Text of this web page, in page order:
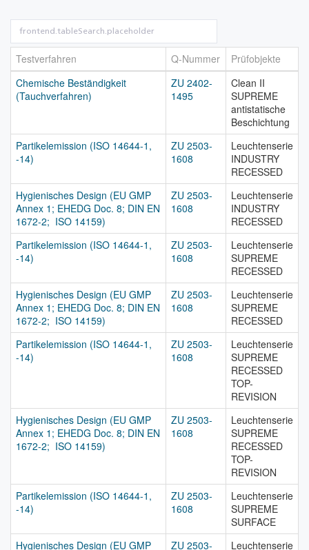
Testverfahren Q-Nummer
Prüfobjekte
Chemische Beständigkeit
(Tauchverfahren)
ZU 2402-
1495
Clean II
SUPREME
antistatische
Beschichtung
Partikelemission (ISO 14644-1,
-14)
ZU 2503-
1608
Leuchtenserie
INDUSTRY
RECESSED
Hygienisches Design (EU GMP
Annex 1; EHEDG Doc. 8; DIN EN
1672-2; ISO 14159)
ZU 2503-
1608
Leuchtenserie
INDUSTRY
RECESSED
Partikelemission (ISO 14644-1,
-14)
ZU 2503-
1608
Leuchtenserie
SUPREME
RECESSED
Hygienisches Design (EU GMP
Annex 1; EHEDG Doc. 8; DIN EN
1672-2; ISO 14159)
ZU 2503-
1608
Leuchtenserie
SUPREME
RECESSED
Partikelemission (ISO 14644-1,
-14)
ZU 2503-
1608
Leuchtenserie
SUPREME
RECESSED
TOP-
REVISION
Hygienisches Design (EU GMP
Annex 1; EHEDG Doc. 8; DIN EN
1672-2; ISO 14159)
ZU 2503-
1608
Leuchtenserie
SUPREME
RECESSED
TOP-
REVISION
Partikelemission (ISO 14644-1,
-14)
ZU 2503-
1608
Leuchtenserie
SUPREME
SURFACE
Hygienisches Design (EU GMP
ZU 2503-
Leuchtenserie